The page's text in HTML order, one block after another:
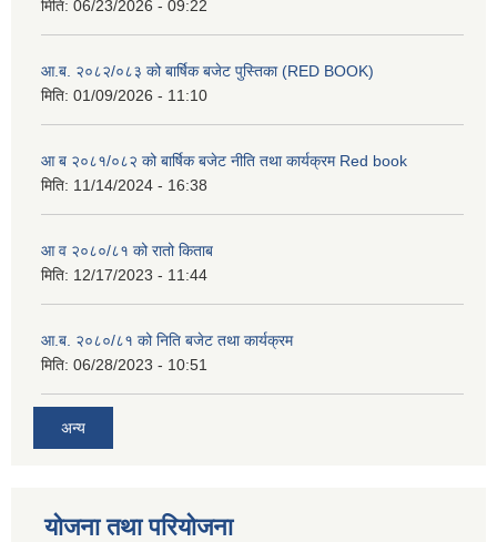
मिति: 06/23/2026 - 09:22
आ.ब. २०८२/०८३ को बार्षिक बजेट पुस्तिका (RED BOOK)
मिति: 01/09/2026 - 11:10
आ ब २०८१/०८२ को बार्षिक बजेट नीति तथा कार्यक्रम Red book
मिति: 11/14/2024 - 16:38
आ व २०८०/८१ को रातो किताब
मिति: 12/17/2023 - 11:44
आ.ब. २०८०/८१ को निति बजेट तथा कार्यक्रम
मिति: 06/28/2023 - 10:51
अन्य
योजना तथा परियोजना